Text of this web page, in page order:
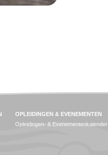
OPLEIDINGEN & EVENEMENTEN
Opleidingen- & Evenementenkalender